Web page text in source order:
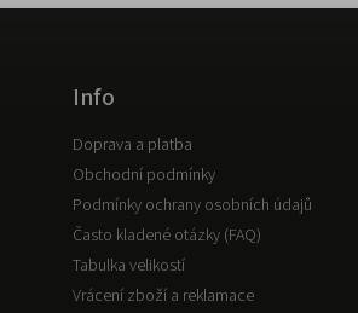
Info
Doprava a platba
Obchodní podmínky
Podmínky ochrany osobních údajů
Často kladené otázky (FAQ)
Tabulka velikostí
Vrácení zboží a reklamace